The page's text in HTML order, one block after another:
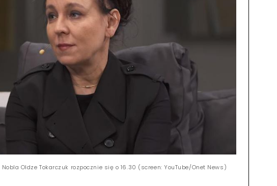
Oldze Tokarczuk rozpocznie się o 16.30 (screen: YouTube/Onet News)